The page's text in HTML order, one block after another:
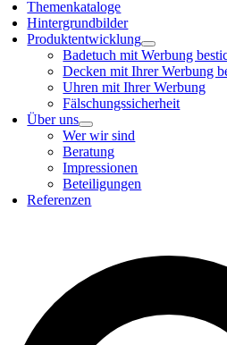
Themenkataloge
Hintergrundbilder
Produktentwicklung
Badetuch mit Werbung
Decken mit Ihrer Werbung
Uhren mit Ihrer Werbung
Fälschungssicherheit
Über uns
Wer wir sind
Beratung
Impressionen
Beteiligungen
Referenzen